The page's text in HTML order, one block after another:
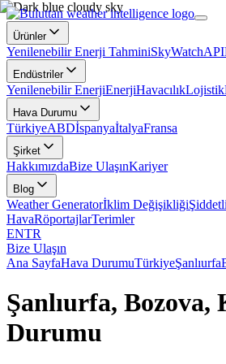
Ürünler
Yenilenebilir Enerji TahminiSkyWatchAPI
Endüstriler
Yenilenebilir EnerjiEnerjiHavacılıkLojistik
Hava Durumu
TürkiyeABDİspanyaİtalyaFransa
Şirket
HakkımızdaBize UlaşınKariyer
Blog
Weather Generatorİklim DeğişikliğiŞiddetli
HavaRöportajlarTerimler
ENTR
Bize Ulaşın
Ana SayfaHava DurumuTürkiyeŞanlıurfa
Şanlıurfa, Bozova,
Durumu